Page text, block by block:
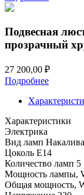
Подвесная
прозрачный
27 200,00 ₽
Подробнее
Характеристики
Электрика
Вид ламп
Цоколь E14
Количество ламп 5
Мощность лампы,
Общая мощность,